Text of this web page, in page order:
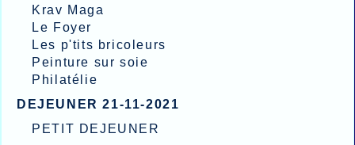
Krav Maga
Le Foyer
Les p'tits bricoleurs
Peinture sur soie
Philatélie
DEJEUNER 21-11-2021
PETIT DEJEUNER